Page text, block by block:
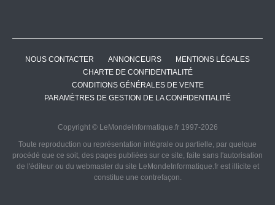
NOUS CONTACTER ANNONCEURS
MENTIONS LÉGALES
CHARTE DE CONFIDENTIALITÉ
CONDITIONS GÉNÉRALES DE VENTE
PARAMÈTRES DE GESTION DE LA CONFIDENTIALITÉ
Copyright © LeMondeInformatique.fr 1997-2026
Toute reproduction ou représentation intégrale ou partielle, par quelque
procédé que ce soit, des pages publiées sur ce site, faite sans l'autorisation
de l'éditeur ou du webmaster du site LeMondeInformatique.fr est illicite et
constitue une contrefaçon.